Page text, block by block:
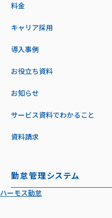
料金
キャリア採用
導入事例
お役立ち資料
お知らせ
サービス資料でわかること
資料請求
勤怠管理システム
ハーモス勤怠